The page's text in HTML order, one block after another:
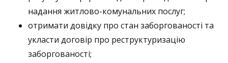
надання житлово-комунальних послуг;
отримати довідку про стан заборгованості та
укласти договір про реструктуризацію
заборгованості;